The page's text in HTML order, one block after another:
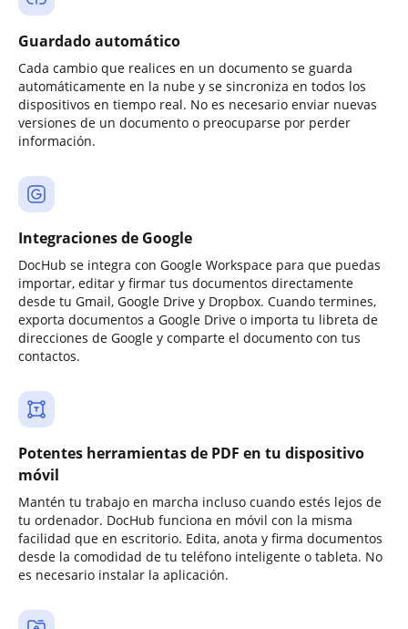
Guardado automático
Cada cambio que realices en un documento se guarda
automáticamente en la nube y se sincroniza en todos los
dispositivos en tiempo real. No es necesario enviar nuevas
versiones de un documento o preocuparse por perder
información.
Integraciones de Google
DocHub se integra con Google Workspace para que puedas
importar, editar y firmar tus documentos directamente
desde tu Gmail, Google Drive y Dropbox. Cuando termines,
exporta documentos a Google Drive o importa tu libreta de
direcciones de Google y comparte el documento con tus
contactos.
Potentes herramientas de PDF en tu dispositivo
móvil
Mantén tu trabajo en marcha incluso cuando estés lejos de
tu ordenador. DocHub funciona en móvil con la misma
facilidad que en escritorio. Edita, anota y firma documentos
desde la comodidad de tu teléfono inteligente o tableta. No
es necesario instalar la aplicación.